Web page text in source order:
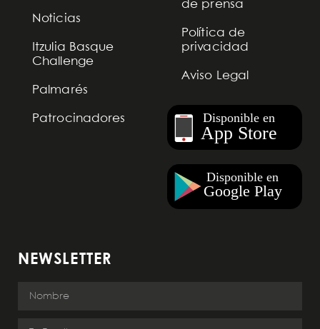
Noticias
Itzulia Basque
Challenge
Palmarés
Patrocinadores
de prensa
Política de
privacidad
Aviso Legal
NEWSLETTER